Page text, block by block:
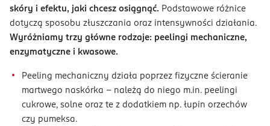
skóry i efektu, jaki chcesz osiągnąć. Podstawowe różnice
dotyczą sposobu złuszczania oraz intensywności działania.
Wyróżniamy trzy główne rodzaje: peelingi mechaniczne,
enzymatyczne i kwasowe.
Peeling mechaniczny działa poprzez fizyczne ścieranie
martwego naskórka – należą do niego m.in. peelingi
cukrowe, solne oraz te z dodatkiem np. łupin orzechów
czy pumeksa.